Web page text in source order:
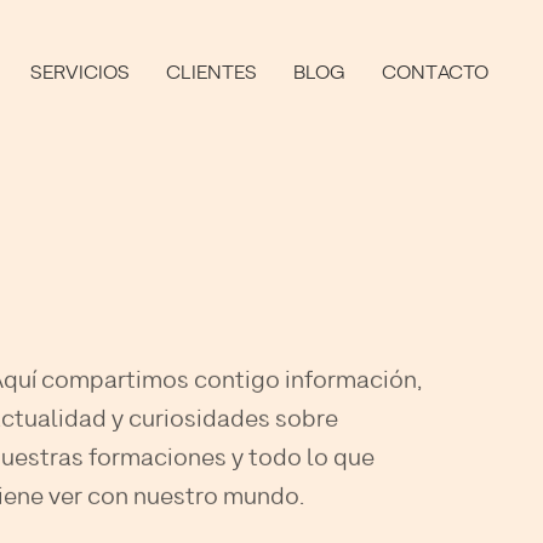
SERVICIOS CLIENTES BLOG CONTACTO
compartimos contigo información,
y curiosidades sobre
formaciones y todo lo que
ver con nuestro mundo.